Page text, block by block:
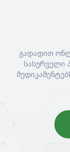
გადადით
სასურველი